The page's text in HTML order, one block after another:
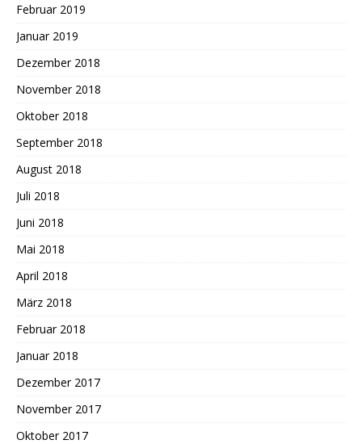
Februar 2019
Januar 2019
Dezember 2018
November 2018
Oktober 2018
September 2018
August 2018
Juli 2018
Juni 2018
Mai 2018
April 2018
März 2018
Februar 2018
Januar 2018
Dezember 2017
November 2017
Oktober 2017